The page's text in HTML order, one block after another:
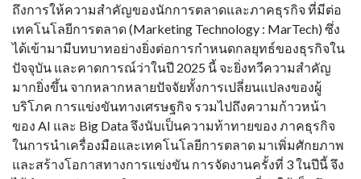
ถึงการให้ความสำคัญของนักการตลาดและภาคธุรกิจ ที่มีต่อ
เทคโนโลยีการตลาด (Marketing Technology : MarTech) ซึ่ง
ได้เข้ามามีบทบาทอย่างยิ่งต่อการกำหนดกลยุทธ์ของธุรกิจใน
ปัจจุบัน และคาดการณ์ว่าในปี 2025 นี้ จะยิ่งทวีความสำคัญ
มากยิ่งขึ้น จากหลากหลายปัจจัยทั้งการเปลี่ยนแปลงของผู้
บริโภค การแข่งขันทางเศรษฐกิจ รวมไปถึงความก้าวหน้า
ของ AI และ Big Data จึงนับเป็นความท้าทายของ ภาคธุรกิจ
ในการนำเครื่องมือและเทคโนโลยีการตลาด มาเพิ่มศักยภาพ
และสร้างโอกาสทางการแข่งขัน การจัดงานครั้งที่ 3 ในปีนี้ จึง